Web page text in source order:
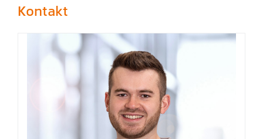
Kontakt